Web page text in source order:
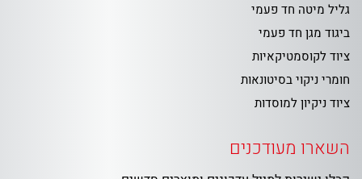
גליל מיטה חד פעמי
ביגוד מגן חד פעמי
ציוד לקוסמטיקאיות
חומרי ניקוי בסיטונאות
ציוד ניקיון למוסדות
השארו מעודכנים